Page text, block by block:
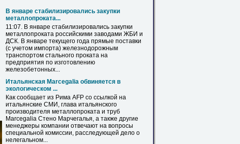
В январе стабилизировались закупки
металлопроката...
11:07. В январе стабилизировались закупки
металлопроката российскими заводами ЖБИ и
ДСК. В январе текущего года прямые поставки
(с учетом импорта) железнодорожным
транспортом стального проката на
предприятия по изготовлению
железобетонных...
Итальянская Marcegalia обвиняется в
экологическом ...
Как сообщает из Рима AFP со ссылкой на
итальянские СМИ, глава итальянского
производителя металлопроката и труб
Marcegalia Стено Марчегалья, а также другие
менеджеры компании отвечают на вопросы
специальной комиссии, расследующей дело о
нелегальном...